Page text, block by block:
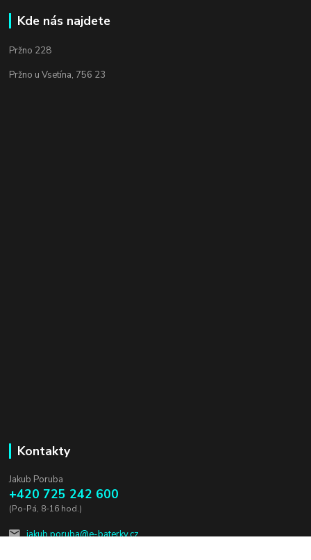
Kde nás najdete
Pržno 228
Pržno u Vsetína, 756 23
Kontakty
Jakub Poruba
+420 725 242 600
(Po-Pá, 8-16 hod.)
jakub.poruba@e-baterky.cz